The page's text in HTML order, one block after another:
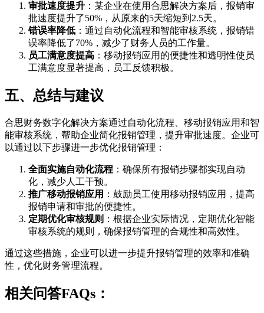
审批速度提升 ：某企业在使用合思解决方案后，报销审
批速度提升了50%，从原来的5天缩短到2.5天。
错误率降低 ：通过自动化流程和智能审核系统，报销错
误率降低了70%，减少了财务人员的工作量。
员工满意度提高 ：移动报销应用的便捷性和透明性使员
工满意度显著提高，员工反馈积极。
五、总结与建议
合思财务数字化解决方案通过自动化流程、移动报销应用和智
能审核系统，帮助企业简化报销管理，提升审批速度。企业可
以通过以下步骤进一步优化报销管理：
全面实施自动化流程 ：确保所有报销步骤都实现自动
化，减少人工干预。
推广移动报销应用 ：鼓励员工使用移动报销应用，提高
报销申请和审批的便捷性。
定期优化审核规则 ：根据企业实际情况，定期优化智能
审核系统的规则，确保报销管理的合规性和高效性。
通过这些措施，企业可以进一步提升报销管理的效率和准确
性，优化财务管理流程。
相关问答FAQs：